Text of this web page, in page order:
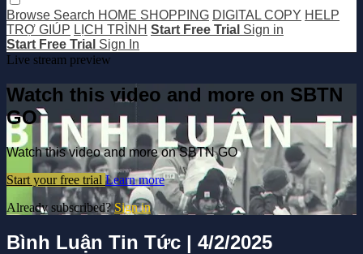
Browse Search HOME SHOPPING DIGITAL COPY HELP
TRỢ GIÚP LỊCH TRÌNH Start Free Trial Sign in
Start Free Trial Sign In
Live stream preview
Watch this video and more on SBTN
GO
Watch this video and more on SBTN GO
Start your free trial Learn more
Already subscribed?Sign in
Bình Luận Tin Tức | 4/2/2025